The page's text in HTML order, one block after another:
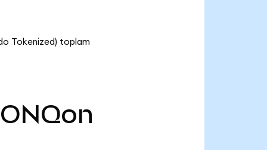
Tokenized) toplam